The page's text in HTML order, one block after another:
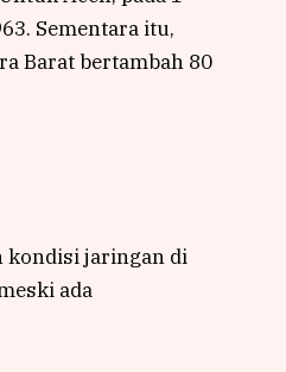
Sementara itu,
Barat bertambah 80
kondisi jaringan di
ada